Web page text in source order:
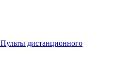
Пульты дистанционного